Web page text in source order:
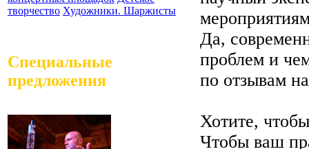
творчество Художники. Шаржисты
Специальные
предложения
Да,
проблем и
по отзывам
Хотите,
Чтобы ваш